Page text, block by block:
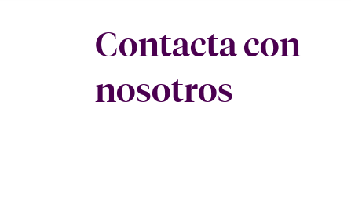
Contacta con
nosotros